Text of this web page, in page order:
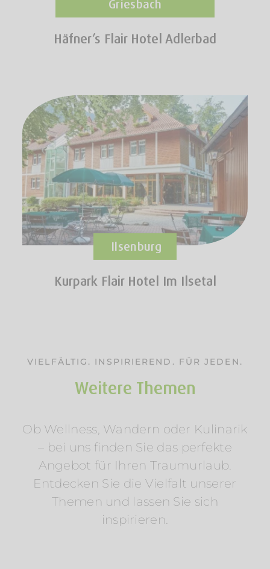
Griesbach
Häfner’s Flair Hotel Adlerbad
Ilsenburg
Kurpark Flair Hotel Im Ilsetal
VIELFÄLTIG. INSPIRIEREND. FÜR JEDEN.
Weitere Themen
Ob Wellness, Wandern oder Kulinarik
– bei uns finden Sie das perfekte
Angebot für Ihren Traumurlaub.
Entdecken Sie die Vielfalt unserer
Themen und lassen Sie sich
inspirieren.